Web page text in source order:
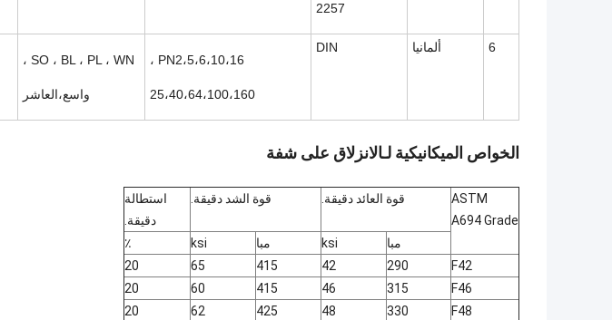
2257
6 ألمانيا
DIN
PN2،5،6،10،16 ،
25،40،64،100،160
SO ، BL ، PL ، WN ،
واسع،العاشر
الخواص الميكانيكية لـالانزلاق على شفة
ASTM
A694 Grade
قوة العائد دقيقة. قوة الشد دقيقة.
استطالة
دقيقة.
مبا
ksi مبا ksi
٪
F42
290
42
415
65
20
F46
315
46
415
60
20
F48
330
48
425
62
20